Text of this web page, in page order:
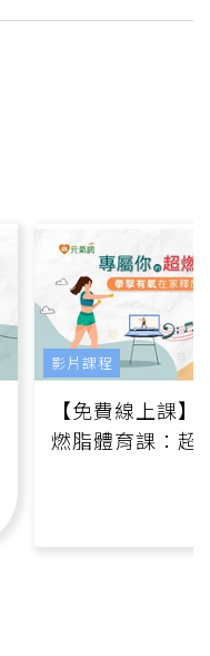
【免費線上課
燃脂體育課：超
影片課程